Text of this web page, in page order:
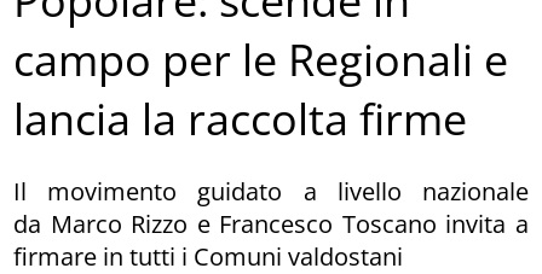
campo per le Regionali e
lancia la raccolta firme
Il movimento guidato a livello nazionale
da Marco Rizzo e Francesco Toscano invita a
firmare in tutti i Comuni valdostani